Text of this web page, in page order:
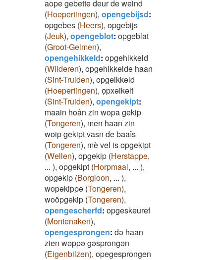
aope gebette deur de weind
(Hoepertingen), opengebijsd:
opgebes (Heers), opgebijs
(Jeuk), opengeblot: opgeblat
(Groot-Gelmen),
opengehikkeld: opgehikkeld
(Wilderen), opgehikkelde haan
(Sint-Truiden), opgeikkeld
(Hoepertingen), oͅpxəikəlt
(Sint-Truiden), opengekipt:
maain hoân zin wopa gekip
(Tongeren), men haan zin
woip gekipt vasn de baaîs
(Tongeren), mè vel is opgekipt
(Wellen), opgekip (Herstappe,
... ), opgekipt (Horpmaal, ... ),
opgəkip (Borgloon, ... ),
wopəkippə (Tongeren),
woöpgekip (Tongeren),
opengescherfd: opgeskeuref
(Montenaken),
opengesprongen: də haan
zien wəppə gəsprongən
(Eigenbilzen), opegesprongen